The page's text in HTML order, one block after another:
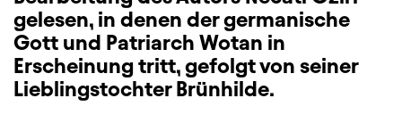
gelesen, in denen der germanische
Gott und Patriarch Wotan in
Erscheinung tritt, gefolgt von seiner
Lieblingstochter Brünhilde.